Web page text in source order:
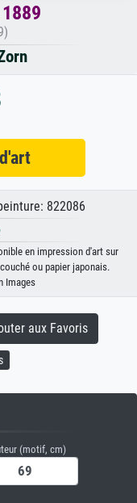
822086
en impression d'art sur
ou papier japonais.
Images
aux Favoris
(motif, cm)